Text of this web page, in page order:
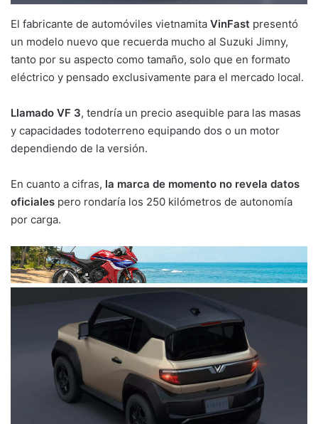
El fabricante de automóviles vietnamita VinFast presentó
un modelo nuevo que recuerda mucho al Suzuki Jimny,
tanto por su aspecto como tamaño, solo que en formato
eléctrico y pensado exclusivamente para el mercado local.
Llamado VF 3, tendría un precio asequible para las masas
y capacidades todoterreno equipando dos o un motor
dependiendo de la versión.
En cuanto a cifras, la marca de momento no revela datos
oficiales pero rondaría los 250 kilómetros de autonomía
por carga.